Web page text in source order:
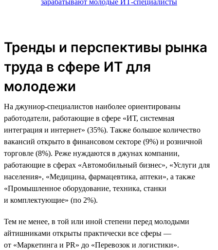
Тренды и перспективы рынка
труда в сфере ИТ для
молодежи
На джуниор-специалистов наиболее ориентированы
работодатели, работающие в сфере «ИТ, системная
интеграция и интернет» (35%). Также большое количество
вакансий открыто в финансовом секторе (9%) и розничной
торговле (8%). Реже нуждаются в джунах компании,
работающие в сферах «Автомобильный бизнес», «Услуги для
населения», «Медицина, фармацевтика, аптеки», а также
«Промышленное оборудование, техника, станки
и комплектующие» (по 2%).
Тем не менее, в той или иной степени перед молодыми
айтишниками открыты практически все сферы —
от «Маркетинга и PR» до «Перевозок и логистики».